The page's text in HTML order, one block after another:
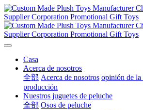
Casa
Acerca de nosotros
全部 Acerca de nosotros opinión de la
producción
Nuestros juguetes de peluche
全部 Osos de peluche